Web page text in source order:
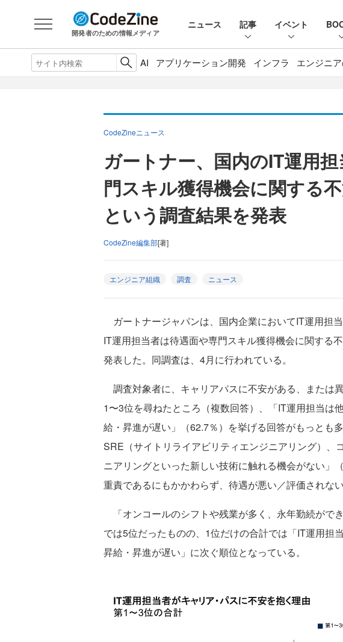
開発者のための情報メディア
ニュース 記事 イベント
AI アプリケーション開発 インフラ エンジニ
CodeZineニュース
ガートナー、国内のIT運用
門スキル獲得機会に関する
という調査結果を発表
CodeZine編集部[著]
エンジニア組織 調査 ニュース
ガートナージャパンは、国内企業においてIT運用担
IT運用担当者は待遇面や専門スキル獲得機会に関する
発表した。同調査は、4月に行われている。
調査対象者に、キャリアパスに不安がある、または
1〜3位を尋ねたところ（複数回答）、「IT運用担当は
給・昇進が遅い」（62.7％）を挙げる回答がもっとも
SRE（サイトリライアビリティエンジニアリング）、
ニアリングといった新しい技術に触れる機会がない」
重責であるにもかかわらず、待遇が悪い／評価されな
「オンコールのシフトや残業が多く、永年勤続がで
では5位だったものの、1位だけの合計では「IT運用担
昇給・昇進が遅い」に次ぐ順位となっている。